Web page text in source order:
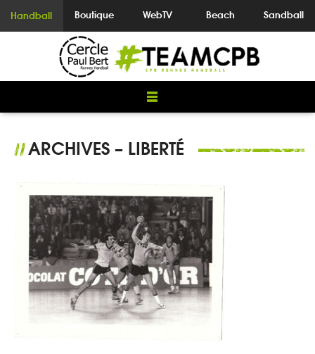
Handball Boutique WebTV Beach Sandball
//ARCHIVES – LIBERTÉ